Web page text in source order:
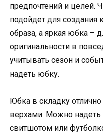
предпочтений и целей.
подойдет для создания
образа, а яркая юбка –
оригинальности в
учитывать сезон и
надеть юбку.
Юбка в складку
верхами. Можно надеть
свитшотом или